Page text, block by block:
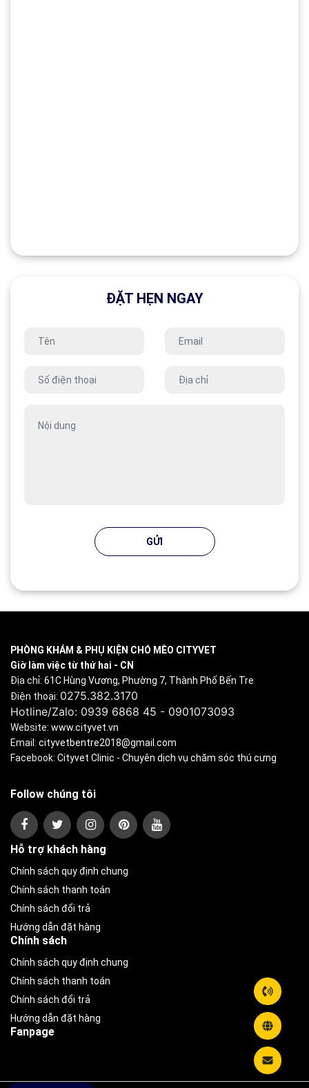
ĐẶT HẸN NGAY
GỬI
PHÒNG KHÁM & PHỤ KIỆN CHÓ MÈO CITYVET
Giờ làm việc từ thứ hai - CN
Địa chỉ: 61C Hùng Vương, Phường 7, Thành Phố Bến Tre
Điện thoại: 0275.382.3170
Hotline/Zalo: 0939 6868 45 - 0901073093
Website: www.cityvet.vn
Email: cityvetbentre2018@gmail.com
Facebook: Cityvet Clinic - Chuyên dịch vụ chăm sóc thú cưng
Follow chúng tôi
Hỗ trợ khách hàng
Chính sách quy định chung
Chính sách thanh toán
Chính sách đổi trả
Hướng dẫn đặt hàng
Chính sách
Chính sách quy định chung
Chính sách thanh toán
Chính sách đổi trả
Hướng dẫn đặt hàng
Fanpage